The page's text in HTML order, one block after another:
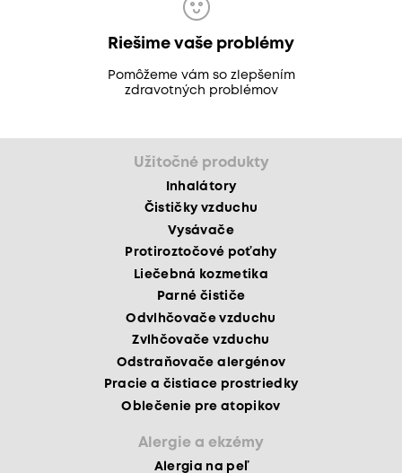
Riešime vaše problémy
Pomôžeme vám so zlepšením
zdravotných problémov
Užitočné produkty
Inhalátory
Čističky vzduchu
Vysávače
Protiroztočové poťahy
Liečebná kozmetika
Parné čističe
Odvlhčovače vzduchu
Zvlhčovače vzduchu
Odstraňovače alergénov
Pracie a čistiace prostriedky
Oblečenie pre atopikov
Alergie a ekzémy
Alergia na peľ